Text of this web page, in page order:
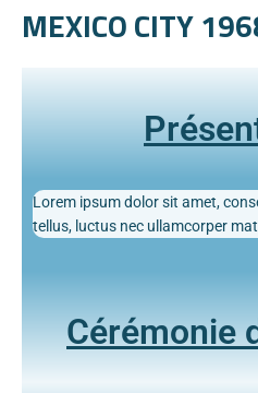
MEXICO CITY
Lorem ipsum dolor sit amet,
tellus, luctus nec ullamcorper
Cérémonie